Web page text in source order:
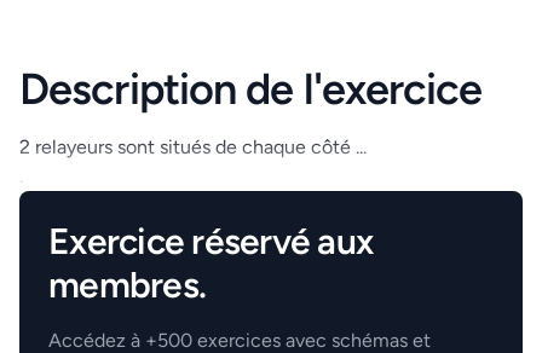
Description de l'exercice
2 relayeurs sont situés de chaque côté ...
.
Exercice réservé aux
membres.
Accédez à +500 exercices avec schémas et